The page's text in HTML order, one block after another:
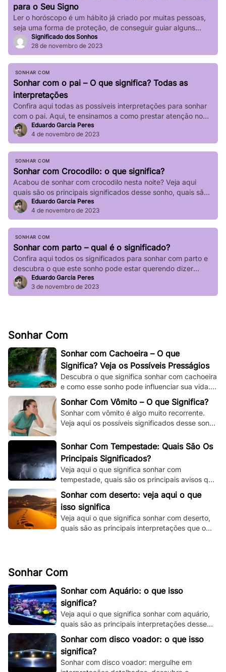
para o Seu Signo
Ler o horóscopo é um hábito já criado por muitas pessoas,
seja uma forma de proteção, de conseguir guiar alguns
passos de sua vida e até mesmo de sair de determinadas
“roubadas”, não é mesmo? Quer saber o que os astros estão
prevendo para seu signo no dia de hoje? Basta verificar
Significado dos Sonhos
28 de novembro de 2023
SONHAR COM
Sonhar com o pai – O que significa? Todas as
interpretações
Confira aqui todas as possíveis interpretações para sonhar
com o pai. Aqui, te ensinamos a como prestar atenção no
seu sonho!Eduardo Garcia Peres
4 de novembro de 2023
SONHAR COM
Sonhar com Crocodilo: o que significa?
Acabou de sonhar com crocodilo nesta noite? Veja aqui
quais são os principais significados desse sonho, quais são
suas principais variações!
Eduardo Garcia Peres
4 de novembro de 2023
SONHAR COM
Sonhar com parto – qual é o significado?
Confira aqui todos os significados para sonhar com parto e
descubra o que este sonho pode estar querendo dizer
sobre a sua vida.
Eduardo Garcia Peres
3 de novembro de 2023
Sonhar Com
Sonhar com Cachoeira – O que
Significa? Veja os Possíveis Presságios
Descubra o que significa sonhar com cachoeira
e como esse sonho pode influenciar sua vida.
Explore os significados espirituais,
psicológicos!
Sonhar Com Vômito – O que Significa?
Sonhar com vômito é algo muito recorrente.
Veja aqui os possíveis significados desse sonho
Sonhar Com Tempestade: Quais São Os
Principais Significados?
Veja aqui o que significa sonhar com
tempestade, quais são os principais avisos que
o seu subconsciente está tentando te dizer e
muito mais.
Sonhar com deserto: veja aqui o que
isso significa
Veja aqui o que significa sonhar com deserto,
quais são as principais interpretações que o
Sonhar Com
Sonhar com Aquário: o que isso
significa?
Veja aqui o que significa sonhar com aquário,
quais são as principais interpretações desse
sonho e muito mais. Clique e fique por dentro.
Sonhar com disco voador: o que isso
significa?
Sonhar com disco voador: mergulhe em